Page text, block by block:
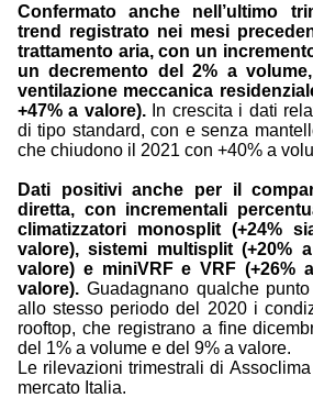
Confermato anche nell’ultimo
trend registrato nei mesi
trattamento aria, con un
un decremento del 2% a
ventilazione meccanica
+47% a valore).In crescita i dati
di tipo standard, con e senza
che chiudono il 2021 con +40% a
Dati positivi anche per il
diretta, con incrementali
climatizzatori monosplit (+24%
valore), sistemi multisplit (+20%
valore) e miniVRF e VRF (+26%
valore). Guadagnano qualche
allo stesso periodo del 2020 i
rooftop, che registrano a fine
del 1% a volume e del 9% a valore.
Le rilevazioni trimestrali di
mercato Italia.